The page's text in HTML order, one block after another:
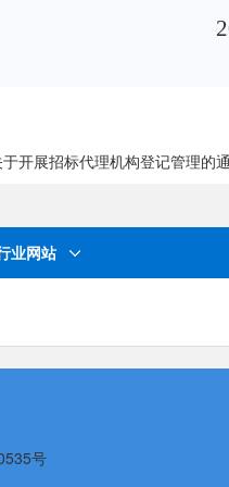
开展招标代理机构登记管理的
业网站
号